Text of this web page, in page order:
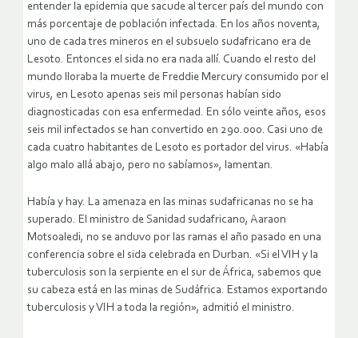
entender la epidemia que sacude al tercer país del mundo con
más porcentaje de población infectada. En los años noventa,
uno de cada tres mineros en el subsuelo sudafricano era de
Lesoto. Entonces el sida no era nada allí. Cuando el resto del
mundo lloraba la muerte de Freddie Mercury consumido por el
virus, en Lesoto apenas seis mil personas habían sido
diagnosticadas con esa enfermedad. En sólo veinte años, esos
seis mil infectados se han convertido en 290.000. Casi uno de
cada cuatro habitantes de Lesoto es portador del virus. «Había
algo malo allá abajo, pero no sabíamos», lamentan.
Había y hay. La amenaza en las minas sudafricanas no se ha
superado. El ministro de Sanidad sudafricano, Aaraon
Motsoaledi, no se anduvo por las ramas el año pasado en una
conferencia sobre el sida celebrada en Durban. «Si el VIH y la
tuberculosis son la serpiente en el sur de África, sabemos que
su cabeza está en las minas de Sudáfrica. Estamos exportando
tuberculosis y VIH a toda la región», admitió el ministro.